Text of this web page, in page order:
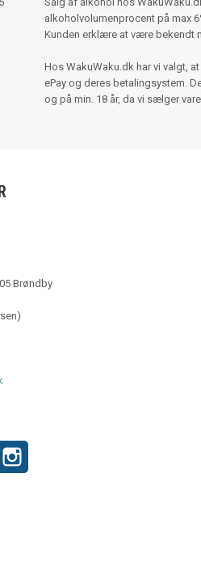
alkoholvolumenprocent på max
Kunden erklære at være bekendt
Hos WakuWaku.dk har vi valgt,
ePay og deres betalingsystem.
og på min. 18 år, da vi sælger
Brøndby